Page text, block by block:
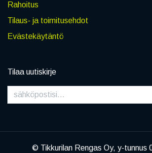
Rahoitus
Tilaus- ja toimitusehdot
Evästekäytäntö
Tilaa uutiskirje
© Tikkurilan Rengas Oy, y-tunnus